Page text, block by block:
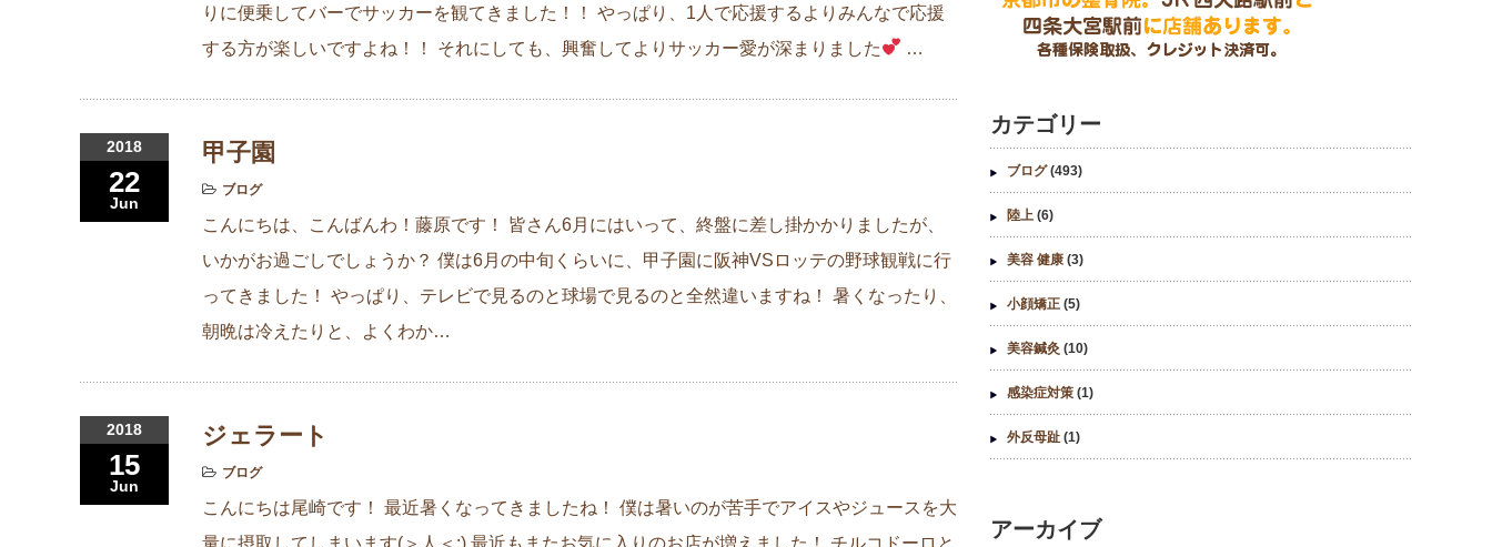
りに便乗してバーでサッカーを観てきました！！ やっぱり、1人で応援するよりみんなで応援
する方が楽しいですよね！！ それにしても、興奮してよりサッカー愛が深まりました
…
2018
22
Jun
甲子園
ブログ
こんにちは、こんばんわ！藤原です！ 皆さん6月にはいって、終盤に差し掛かかりましたが、
いかがお過ごしでしょうか？ 僕は6月の中旬くらいに、甲子園に阪神VSロッテの野球観戦に行
ってきました！ やっぱり、テレビで見るのと球場で見るのと全然違いますね！ 暑くなったり、
朝晩は冷えたりと、よくわか…
2018
15
Jun
ジェラート
ブログ
こんにちは尾崎です！ 最近暑くなってきましたね！ 僕は暑いのが苦手でアイスやジュースを大
量に摂取してしまいます(＞人＜;) 最近もまたお気に入りのお店が増えました！ チルコドーロと
カテゴリー
ブログ(493)
陸上 (6)
美容 健康 (3)
小顔矯正 (5)
美容鍼灸 (10)
感染症対策 (1)
外反母趾 (1)
アーカイブ